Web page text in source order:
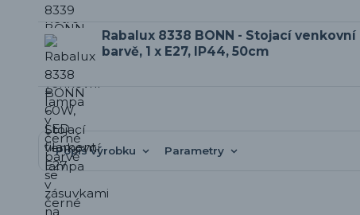
Rabalux 8338 BONN - Stojací
barvě, 1 x E27, IP44, 50cm
Popis výrobku Parametry